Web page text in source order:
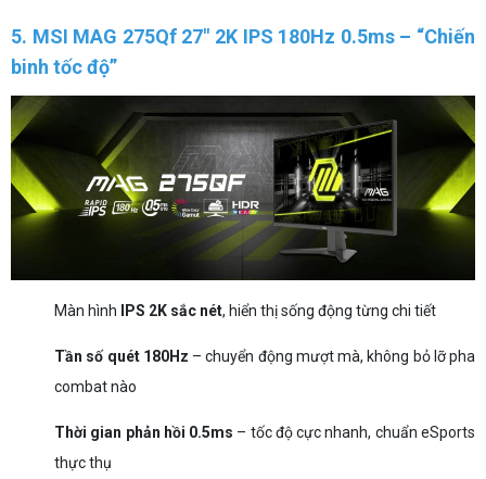
5. MSI MAG 275Qf 27" 2K IPS 180Hz 0.5ms – “Chiến
binh tốc độ”
Màn hình IPS 2K sắc nét, hiển thị sống động từng chi tiết
Tần số quét 180Hz – chuyển động mượt mà, không bỏ lỡ pha
combat nào
Thời gian phản hồi 0.5ms – tốc độ cực nhanh, chuẩn eSports
thực thụ